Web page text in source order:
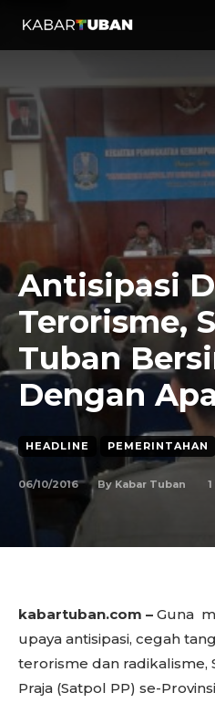
Antisipasi
Terorisme,
Tuban
Dengan
HEADLINE PEMERINTAHAN
06/10/2016 By Kabar Tuban 1
kabartuban.com – Guna
upaya antisipasi, cegah
terorisme dan radikalisme,
Praja (Satpol PP) se-